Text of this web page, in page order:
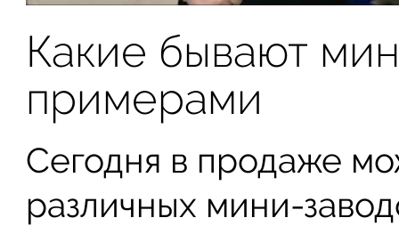
Какие бывают
примерами
Сегодня в продаже
различных мини-